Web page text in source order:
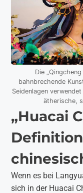
Die
bahnbrechende
Seidenlagen
ätherische,
„Huacai
Wenn es bei
sich in der Huacai